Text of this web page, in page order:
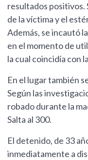
resultados positivos.
de la víctima y el
Además, se incautó
en el momento de
la cual coincidía con
En el lugar también
Según las
robado durante la
Salta al 300.
El detenido, de 33
inmediatamente a